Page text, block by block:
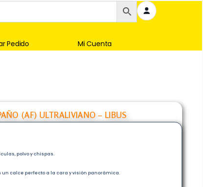
Pedido Mi Cuenta
(AF) ULTRALIVIANO – LIBUS
polvo y chispas.
calce perfec­to a la cara y visión panorámica.